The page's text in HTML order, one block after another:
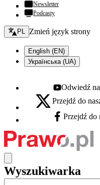
Newsletter
Podcasty
Zmień język - bieżący:
PL Zmień język strony
English (EN)
Українська (UA)
Youtube - otwiera
Odwiedź
X - otwiera się w nowej
Przejdź do
Facebook -
Przejdź do
Wyszukiwarka